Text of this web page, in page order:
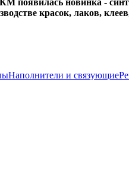
красок, лаков,
Наполнители и связующие